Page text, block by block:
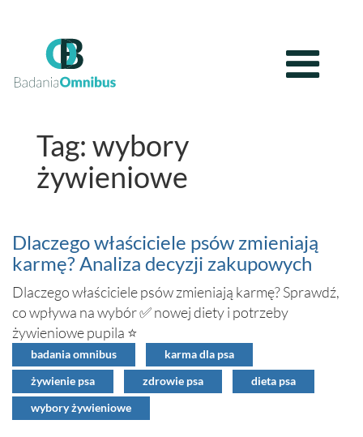
Tag: wybory
żywieniowe
Dlaczego właściciele psów zmieniają
karmę? Analiza decyzji zakupowych
Dlaczego właściciele psów zmieniają karmę? Sprawdź,
co wpływa na wybór ✅ nowej diety i potrzeby
żywieniowe pupila ⭐
badania omnibus karma dla psa
żywienie psa zdrowie psa dieta psa
wybory żywieniowe